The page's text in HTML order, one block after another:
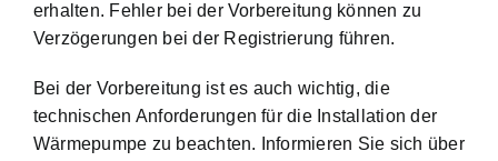
erhalten. Fehler bei der Vorbereitung können zu
Verzögerungen bei der Registrierung führen.
Bei der Vorbereitung ist es auch wichtig, die
technischen Anforderungen für die Installation der
Wärmepumpe zu beachten. Informieren Sie sich über